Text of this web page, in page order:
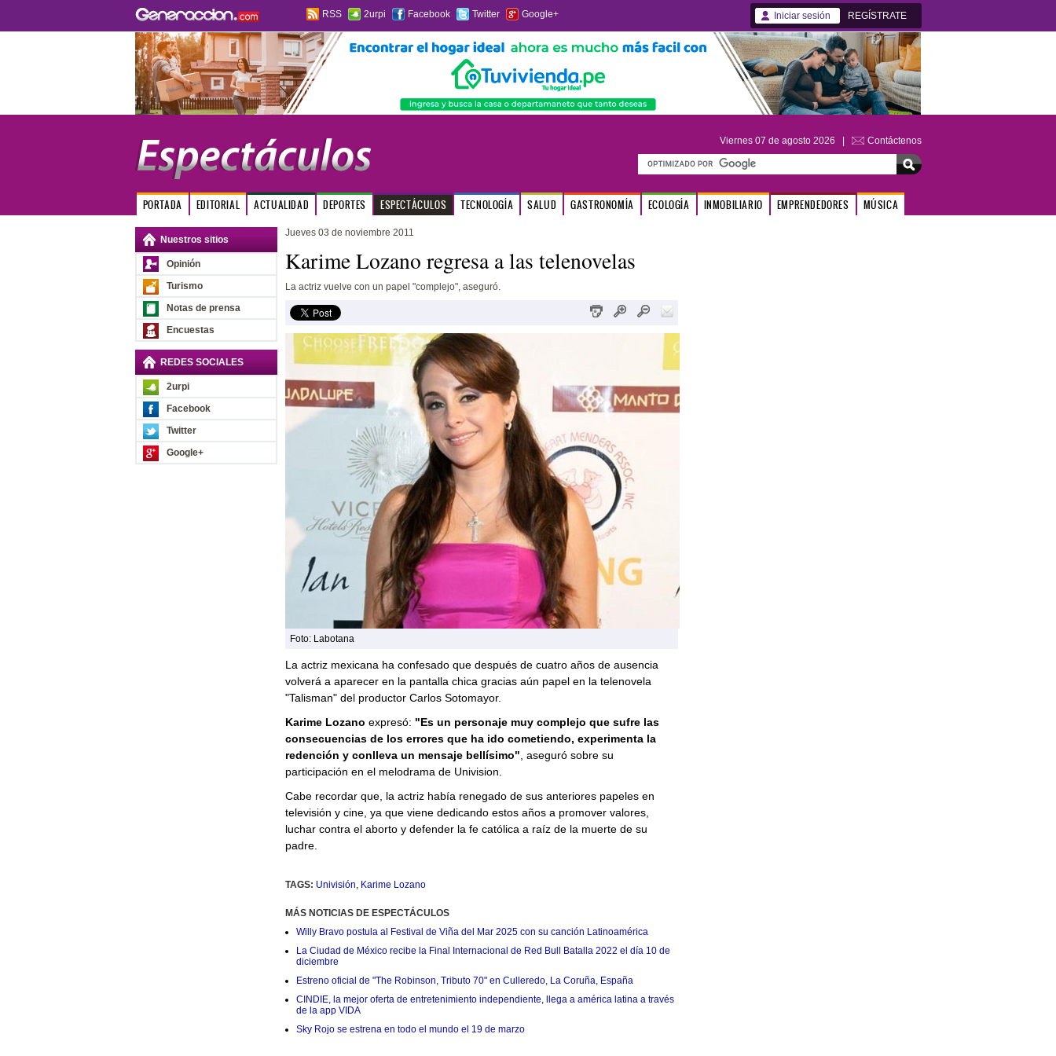
RSS 2urpi Facebook Twitter Google+ Iniciar sesión REGÍSTRATE
Viernes 07 de agosto 2026 | Contáctenos
PORTADA EDITORIAL ACTUALIDAD DEPORTES ESPECTÁCULOS TECNOLOGÍA SALUD GASTRONOMÍA ECOLOGÍA INMOBILIARIO EMPRENDEDORES MÚSICA
Nuestros sitios
Opinión
Turismo
Notas de prensa
Encuestas
REDES SOCIALES
2urpi
Facebook
Twitter
Google+
Jueves 03 de noviembre 2011
Karime Lozano regresa a las telenovelas
La actriz vuelve con un papel "complejo", aseguró.
Foto: Labotana
La actriz mexicana ha confesado que después de cuatro años de ausencia
volverá a aparecer en la pantalla chica gracias aún papel en la telenovela
"Talisman" del productor Carlos Sotomayor.
Karime Lozano expresó: "Es un personaje muy complejo que sufre las
consecuencias de los errores que ha ido cometiendo, experimenta la
redención y conlleva un mensaje bellísimo" , aseguró sobre su
participación en el melodrama de Univision.
Cabe recordar que, la actriz había renegado de sus anteriores papeles en
televisión y cine, ya que viene dedicando estos años a promover valores,
luchar contra el aborto y defender la fe católica a raíz de la muerte de su
padre.
TAGS: Univisión, Karime Lozano
MÁS NOTICIAS DE ESPECTÁCULOS
Willy Bravo postula al Festival de Viña del Mar 2025 con su canción Latinoamérica
La Ciudad de México recibe la Final Internacional de Red Bull Batalla 2022 el día 10 de
diciembre
Estreno oficial de "The Robinson, Tributo 70" en Culleredo, La Coruña, España
CINDIE, la mejor oferta de entretenimiento independiente, llega a américa latina a través
de la app VIDA
Sky Rojo se estrena en todo el mundo el 19 de marzo